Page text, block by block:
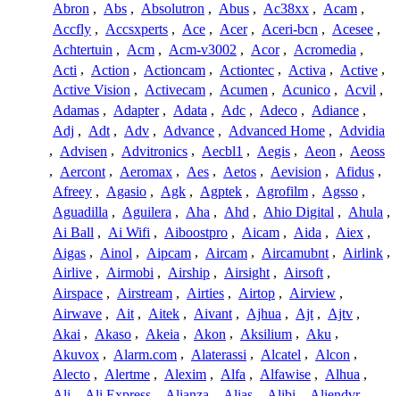
Abron , Abs , Absolutron , Abus , Ac38xx , Acam ,
Accfly , Accsxperts , Ace , Acer , Aceri-bcn , Acesee ,
Achtertuin , Acm , Acm-v3002 , Acor , Acromedia ,
Acti , Action , Actioncam , Actiontec , Activa , Active ,
Active Vision , Activecam , Acumen , Acunico , Acvil ,
Adamas , Adapter , Adata , Adc , Adeco , Adiance ,
Adj , Adt , Adv , Advance , Advanced Home , Advidia
, Advisen , Advitronics , Aecbl1 , Aegis , Aeon , Aeoss
, Aercont , Aeromax , Aes , Aetos , Aevision , Afidus ,
Afreey , Agasio , Agk , Agptek , Agrofilm , Agsso ,
Aguadilla , Aguilera , Aha , Ahd , Ahio Digital , Ahula ,
Ai Ball , Ai Wifi , Aiboostpro , Aicam , Aida , Aiex ,
Aigas , Ainol , Aipcam , Aircam , Aircamubnt , Airlink ,
Airlive , Airmobi , Airship , Airsight , Airsoft ,
Airspace , Airstream , Airties , Airtop , Airview ,
Airwave , Ait , Aitek , Aivant , Ajhua , Ajt , Ajtv ,
Akai , Akaso , Akeia , Akon , Aksilium , Aku ,
Akuvox , Alarm.com , Alaterassi , Alcatel , Alcon ,
Alecto , Alertme , Alexim , Alfa , Alfawise , Alhua ,